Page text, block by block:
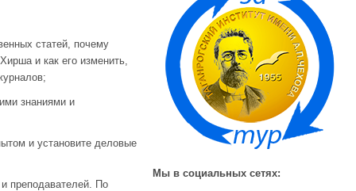
статей, почему
и как его изменить,
знаниями и
и установите деловые
преподавателей. По
Мы в социальных сетях: